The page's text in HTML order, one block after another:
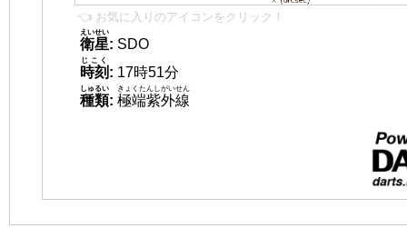
👈 お気に入りのアイコンをクリック！
衛星
えいせい
: SDO
時刻
じこく
: 17時51分
種類
しゅるい
: 極端紫外線
きょくたんしがいせん